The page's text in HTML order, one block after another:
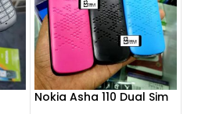
Nokia Asha 110 Dual Sim